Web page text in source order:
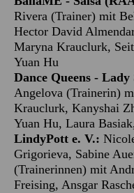
Rivera (Trainer) mit
Hector David
Maryna Krauclurk,
Yuan Hu
Dance Queens -
Angelova (Trainerin)
Krauclurk, Kanyshai
Yuan Hu, Laura
LindyPott e. V.:
Grigorieva, Sabine
(Trainerinnen) mit
Freising, Ansgar